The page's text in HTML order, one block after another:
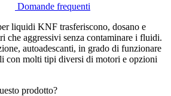
Domande frequenti
liquidi KNF trasferiscono, dosano e
che aggressivi senza contaminare i fluidi.
autoadescanti, in grado di funzionare
con molti tipi diversi di motori e opzioni
prodotto?